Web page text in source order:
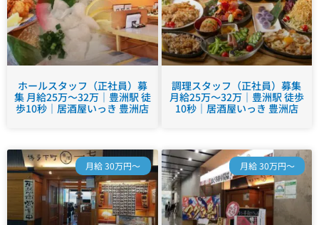
ホールスタッフ（正社員）募
集 月給25万～32万｜豊洲駅 徒
歩10秒｜居酒屋いっき 豊洲店
調理スタッフ（正社員）募集
月給25万～32万｜豊洲駅 徒歩
10秒｜居酒屋いっき 豊洲店
月給 30万円～ 月給 30万円～